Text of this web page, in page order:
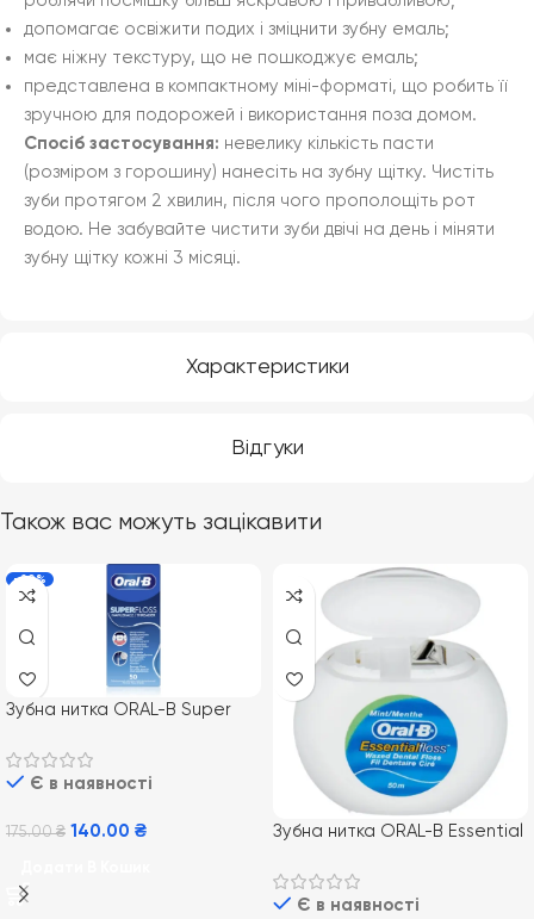
Характеристики
Відгуки
допомагає освіжити подих і зміцнити зубну емаль;
має ніжну текстуру, що не пошкоджує емаль;
представлена в компактному міні-форматі, що робить її
зручною для подорожей і використання поза домом.
Спосіб застосування: невелику кількість пасти
(розміром з горошину) нанесіть на зубну щітку. Чистіть
зуби протягом 2 хвилин, після чого прополощіть рот
водою. Не забувайте чистити зуби двічі на день і міняти
зубну щітку кожні 3 місяці.
Також вас можуть зацікавити
-20%
Зубна нитка ORAL-B Super
Є в наявності
175.00₴ 140.00 ₴
Зубна нитка ORAL-B Essential
Є в наявності